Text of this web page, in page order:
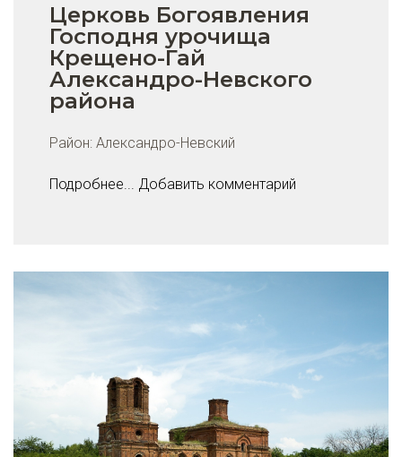
Церковь Богоявления
Господня урочища
Крещено-Гай
Александро-Невского
района
Район: Александро-Невский
Подробнее... Добавить комментарий